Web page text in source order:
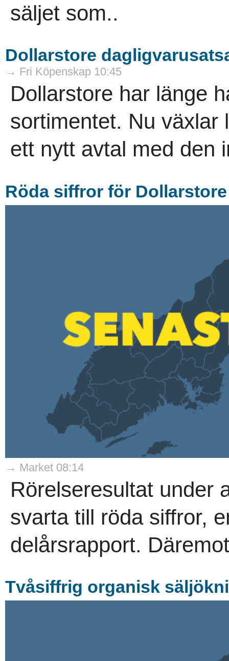
säljet som..
Dollarstore
→ Fri Köpenskap 10:45
Dollarstore har länge
sortimentet. Nu växlar
ett nytt avtal med den
Röda siffror för Dollarstore
→ Market 08:14
Rörelseresultat under
svarta till röda siffror,
delårsrapport.
Tvåsiffrig organisk